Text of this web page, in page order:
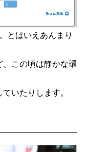
とはいえあんまり
この頃は静かな環
いたりします。